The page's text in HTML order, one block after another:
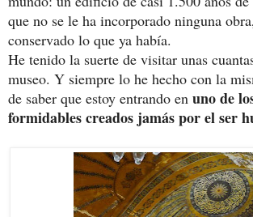
que no se le ha incorporado ninguna
conservado lo que ya había.
He tenido la suerte de visitar unas
museo. Y siempre lo he hecho con la
de saber que estoy entrando en uno de
formidables creados jamás por el ser